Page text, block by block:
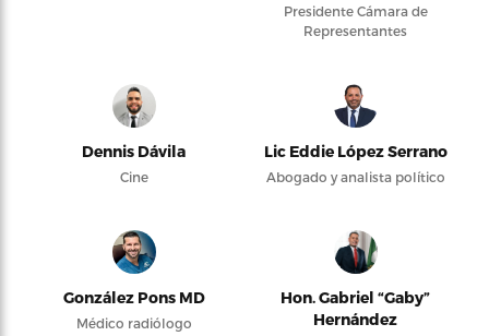
Presidente Cámara de
Representantes
Dennis Dávila
Cine
Lic Eddie López Serrano
Abogado y analista político
González Pons MD
Médico radiólogo
Hon. Gabriel “Gaby”
Hernández